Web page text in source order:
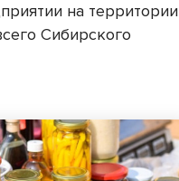
на территории
Сибирского